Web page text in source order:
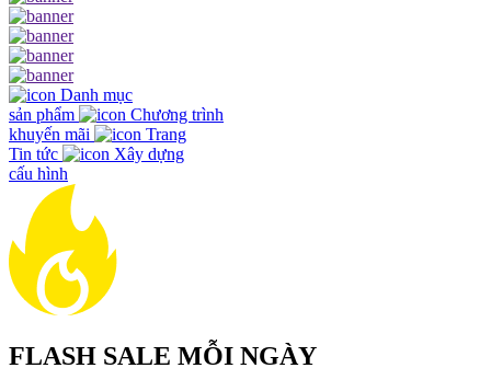
Danh mục
sản phẩm
Chương trình
khuyến mãi
Trang
Tin tức
Xây dựng
cấu hình
FLASH SALE MỖI NGÀY